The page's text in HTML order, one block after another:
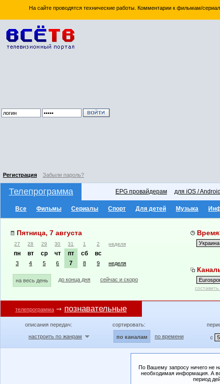
На сайте проводятся технические работы. Комментарии к фильмам/
Регистрация Забыли пароль?
Телепрограмма EPG провайдерам для iOS /
Все Фильмы Сериалы Спорт Для детей Музыка
Пятница, 7 августа
27 28 29 30 31 1 2 неделя
пн вт ср чт пт сб вс
3 4 5 6 7 8 9 неделя
на весь день до конца дня сейчас и скоро
телепрограмма познавательные
описания передач:
настроить по жанрам
сортировать:
по каналам по времени с
По Вашему запросу ничего не
необходимая информация. А
период